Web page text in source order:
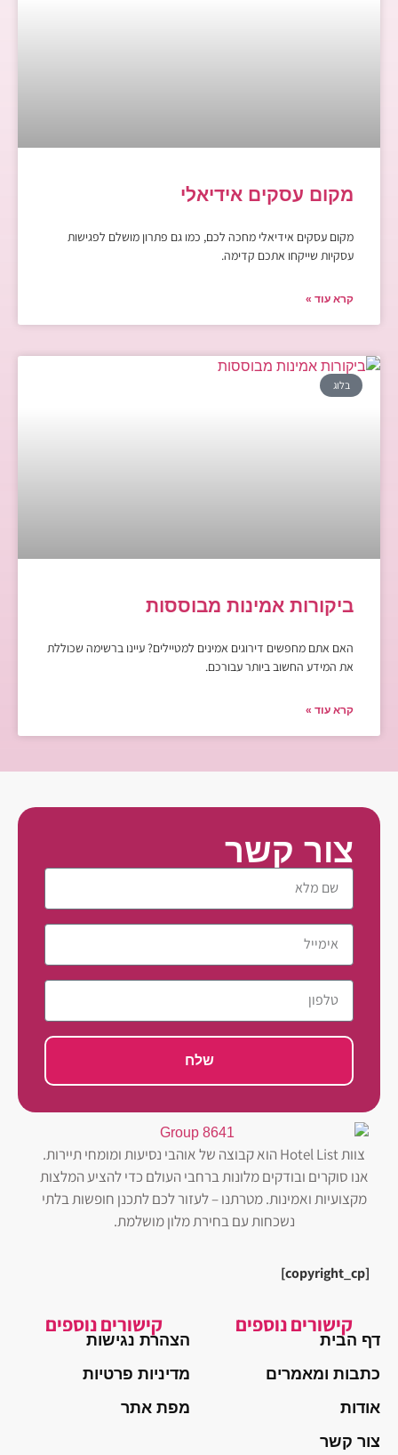
מקום עסקים אידיאלי
מקום עסקים אידיאלי מחכה לכם, כמו גם פתרון מושלם לפגישות
עסקיות שייקחו אתכם קדימה.
קרא עוד »
בלוג
ביקורות אמינות מבוססות
האם אתם מחפשים דירוגים אמינים למטיילים? עיינו ברשימה שכוללת
את המידע החשוב ביותר עבורכם.
קרא עוד »
צור קשר
שלח
צוות Hotel List הוא קבוצה של אוהבי נסיעות ומומחי תיירות.
אנו סוקרים ובודקים מלונות ברחבי העולם כדי להציע המלצות
מקצועיות ואמינות. מטרתנו – לעזור לכם לתכנן חופשות בלתי
נשכחות עם בחירת מלון מושלמת.
[copyright_cp]
קישורים נוספים
דף הבית
כתבות ומאמרים
אודות
צור קשר
קישורים נוספים
הצהרת נגישות
מדיניות פרטיות
מפת אתר